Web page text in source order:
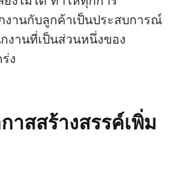
านกับลูกค้าเป็นประสบการณ์
งานที่เป็นส่วนหนึ่งของ
ง
าสสร้างสรรค์เพิ่ม